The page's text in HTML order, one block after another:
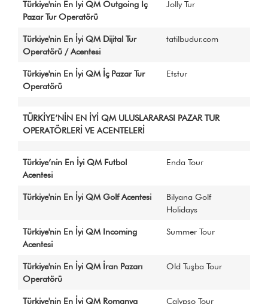
Türkiye'nin En İyi QM Outgoing İç
Pazar Tur Operatörü
Jolly Tur
Türkiye'nin En İyi QM Dijital Tur
Operatörü / Acentesi
tatilbudur.com
Türkiye'nin En İyi QM İç Pazar Tur
Operatörü
Etstur
TÜRKİYE’NİN EN İYİ QM ULUSLARARASI PAZAR TUR
OPERATÖRLERİ VE ACENTELERİ
Türkiye’nin En İyi QM Futbol
Acentesi
Enda Tour
Türkiye'nin En İyi QM Golf Acentesi
Bilyana Golf
Holidays
Türkiye'nin En İyi QM Incoming
Acentesi
Summer Tour
Türkiye'nin En İyi QM İran Pazarı
Operatörü
Old Tuşba Tour
Türkiye'nin En İyi QM Romanya
Calypso Tour